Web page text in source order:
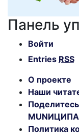
Панель
Войти
Entries RSS
О проекте
Наши
Политика